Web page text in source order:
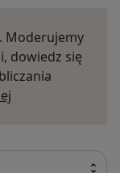
Moderujemy
dowiedz się